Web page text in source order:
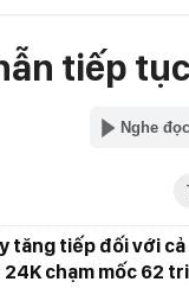
tiếp
Nghe
tăng tiếp đối với
chạm mốc 62